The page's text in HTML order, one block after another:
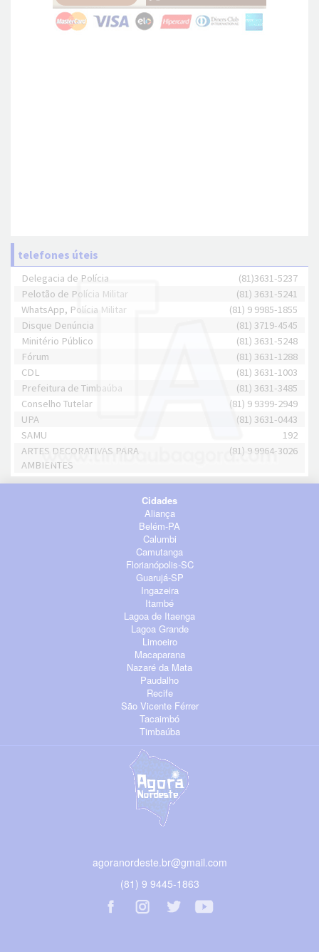
telefones úteis
Delegacia de Polícia
(81)3631-5237
Pelotão de Polícia Militar
(81) 3631-5241
WhatsApp, Polícia Militar
(81) 9 9985-1855
Disque Denúncia
(81) 3719-4545
Minitério Público
(81) 3631-5248
Fórum
(81) 3631-1288
CDL
(81) 3631-1003
Prefeitura de Timbaúba
(81) 3631-3485
Conselho Tutelar
(81) 9 9399-2949
UPA
(81) 3631-0443
SAMU
192
ARTES DECORATIVAS PARA
AMBIENTES
(81) 9 9964-3026
Cidades
Aliança
Belém-PA
Calumbi
Camutanga
Florianópolis-SC
Guarujá-SP
Ingazeira
Itambé
Lagoa de Itaenga
Lagoa Grande
Limoeiro
Macaparana
Nazaré da Mata
Paudalho
Recife
São Vicente Férrer
Tacaimbó
Timbaúba
agoranordeste.br@gmail.com
(81) 9 9445-1863